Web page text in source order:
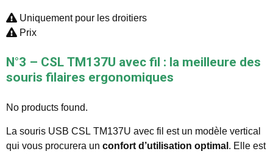
Uniquement pour les droitiers
Prix
N°3 – CSL TM137U avec fil : la meilleure des
souris filaires ergonomiques
No products found.
La souris USB CSL TM137U avec fil est un modèle vertical
qui vous procurera un confort d’utilisation optimal . Elle est